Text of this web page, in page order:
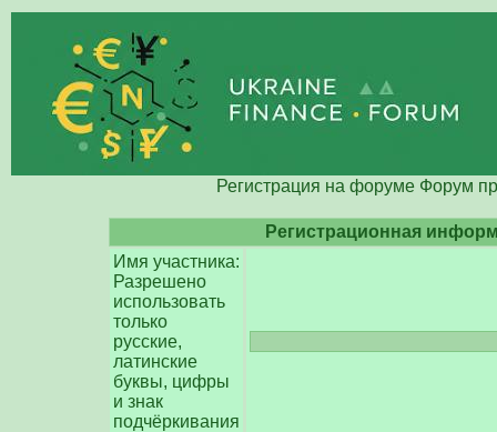
Регистрация на форуме Форум
Регистрационная
Имя участника:
Разрешено
использовать
только
русские,
латинские
буквы, цифры
и знак
подчёркивания